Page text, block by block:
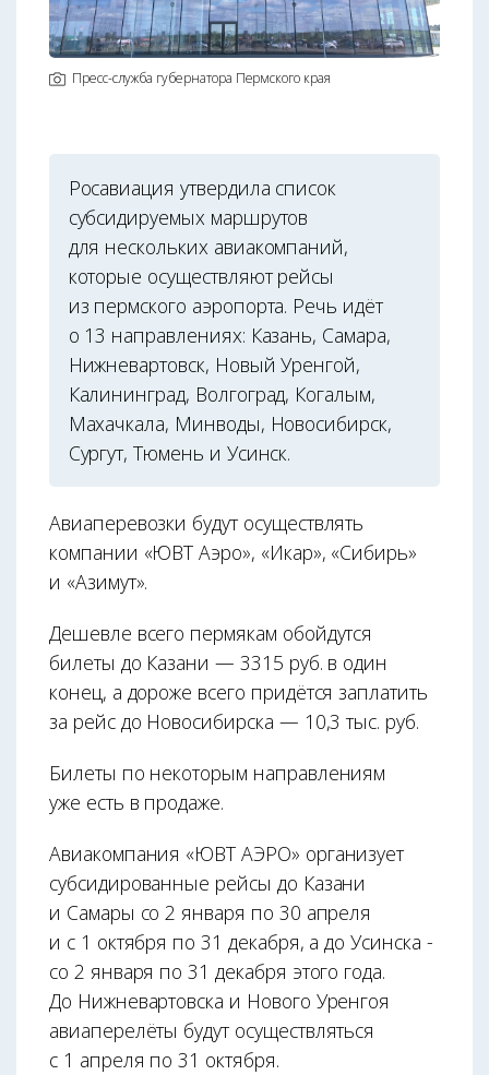
Пресс-служба губернатора Пермского края
Росавиация утвердила список
субсидируемых маршрутов
для нескольких авиакомпаний,
которые осуществляют рейсы
из пермского аэропорта. Речь идёт
о 13 направлениях: Казань, Самара,
Нижневартовск, Новый Уренгой,
Калининград, Волгоград, Когалым,
Махачкала, Минводы, Новосибирск,
Сургут, Тюмень и Усинск.
Авиаперевозки будут осуществлять
компании «ЮВТ Аэро», «Икар», «Сибирь»
и «Азимут».
Дешевле всего пермякам обойдутся
билеты до Казани — 3315 руб. в один
конец, а дороже всего придётся заплатить
за рейс до Новосибирска — 10,3 тыс. руб.
Билеты по некоторым направлениям
уже есть в продаже.
Авиакомпания «ЮВТ АЭРО» организует
субсидированные рейсы до Казани
и Самары со 2 января по 30 апреля
и с 1 октября по 31 декабря, а до Усинска -
со 2 января по 31 декабря этого года.
До Нижневартовска и Нового Уренгоя
авиаперелёты будут осуществляться
с 1 апреля по 31 октября.